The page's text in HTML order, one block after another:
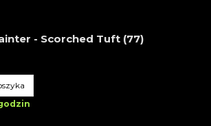
- Scorched Tuft (77)